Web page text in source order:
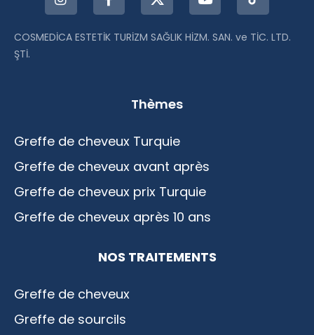
COSMEDİCA ESTETİK TURİZM SAĞLIK HİZM. SAN. ve TİC. LTD.
ŞTİ.
Thèmes
Greffe de cheveux Turquie
Greffe de cheveux avant après
Greffe de cheveux prix Turquie
Greffe de cheveux après 10 ans
NOS TRAITEMENTS
Greffe de cheveux
Greffe de sourcils